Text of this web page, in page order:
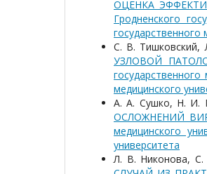
ОЦЕНКА
Гродненского
государственного
С. В.
УЗЛОВОЙ
медицинского
А. А. Сушко, Н. И.
ОСЛОЖНЕНИЙ
медицинского
университета
Л. В. Никонова,